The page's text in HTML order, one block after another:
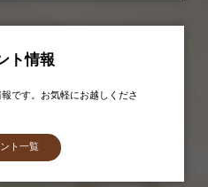
ト情報
です。お気軽にお越しくださ
ト一覧